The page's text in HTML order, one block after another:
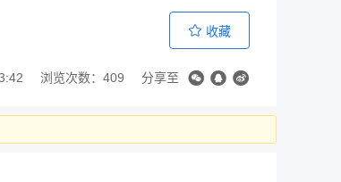
收藏
浏览次数：409 分享至